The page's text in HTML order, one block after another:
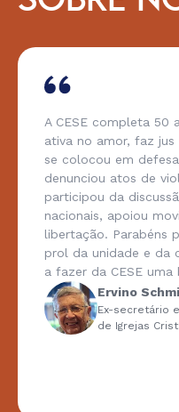
A CESE completa 50
ativa no amor, faz jus
se colocou em
denunciou atos de
participou da
nacionais, apoiou
libertação. Parabéns
prol da unidade e da
a fazer da CESE
Ervino
Ex-secretário
de Igrejas